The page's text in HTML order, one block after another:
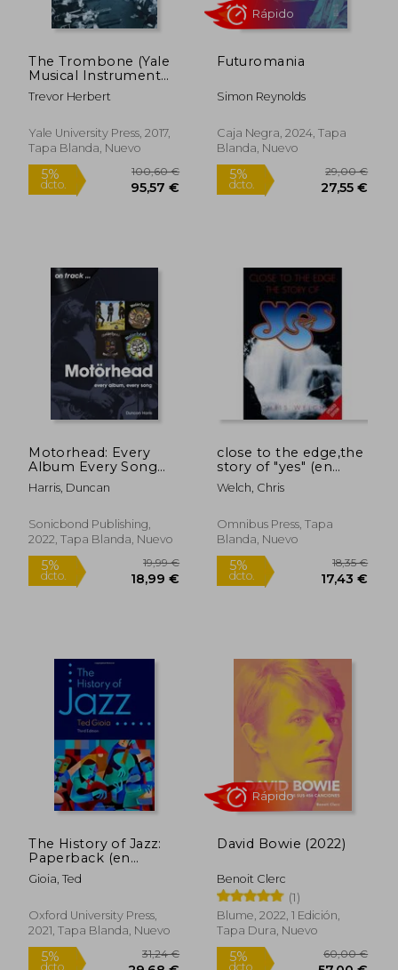
31,42 €
The Trombone (Yale
Musical Instrument
Series) (en Inglés)
Trevor Herbert
Yale University Press, 2017,
Tapa Blanda, Nuevo
5%
dcto.
100,60 €
95,57 €
Futuromania
Simon Reynolds
Caja Negra, 2024, Tapa
Blanda, Nuevo
5%
dcto.
Rápido
Motorhead: Every
Album Every Song
(en Inglés)
Harris, Duncan
Sonicbond Publishing,
2022, Tapa Blanda, Nuevo
close to the edge,the
story of "yes" (en
Inglés)
Welch, Chris
Omnibus Press, Tapa
Blanda, Nuevo
The History of Jazz:
Paperback (en
Inglés)
Gioia, Ted
Oxford University Press,
2021, Tapa Blanda, Nuevo
David Bowie (2022)
Benoit Clerc
(1)
Blume, 2022, 1 Edición,
Tapa Dura, Nuevo